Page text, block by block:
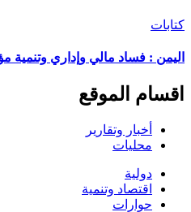
كتابات
اليمن : فساد مالي وإداري وتنمية
اقسام الموقع
أخبار وتقارير
محليات
دولية
اقتصاد وتنمية
حوارات